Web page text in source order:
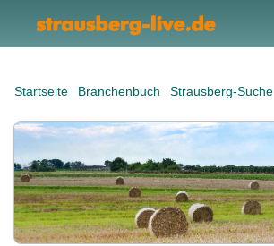
Startseite Branchenbuch Strausberg-Suche